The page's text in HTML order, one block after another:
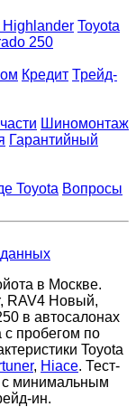
Highlander Toyota
250
Кредит Трейд-
Шиномонтаж
Гарантийный
Toyota Вопросы
в Москве.
RAV4 Новый,
в автосалонах
с пробегом по
Toyota
, Hiace. Тест-
с минимальным
ин.